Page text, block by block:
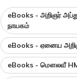
eBooks - அறிஞர்
நாயகம்
eBooks - ஏனைய
eBooks - மௌலவீ